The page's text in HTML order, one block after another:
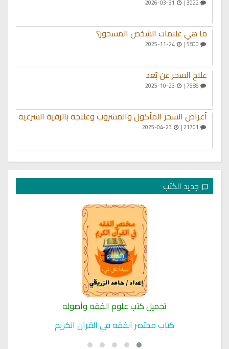
ما هي علامات الشخص المسحور؟
2025-11-24
علاج السحر عن بُعد
أعراض السحر المأكول والمشروب وعلاجه بالرقية الشرعية
جديد الكتب
تحميل كتب علوم الفقه وأصوله
كتاب مختصر الفقه في القرآن الكريم